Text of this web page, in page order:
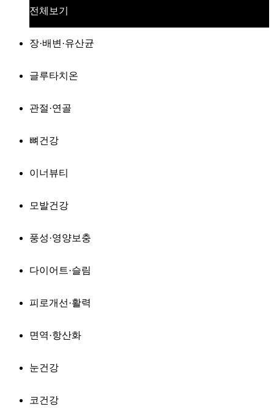
전체보기
장·배변·유산균
글루타치온
관절·연골
뼈건강
이너뷰티
모발건강
풍성·영양보충
다이어트·슬림
피로개선·활력
면역·항산화
눈건강
코건강